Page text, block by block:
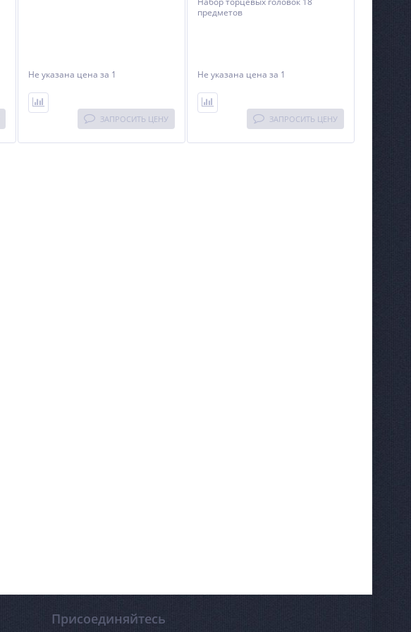
Не указана цена за 1
ЗАПРОСИТЬ ЦЕНУ
предметов
Не указана цена за 1
ЗАПРОСИТЬ ЦЕНУ
Присоединяйтесь